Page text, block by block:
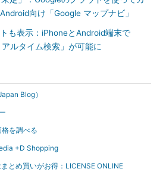
向け「Google マップナビ」
も表示：iPhoneとAndroid端末で
ルタイム検索」が可能に
Blog）
を調べる
+D Shopping
とめ買いがお得：LICENSE ONLINE